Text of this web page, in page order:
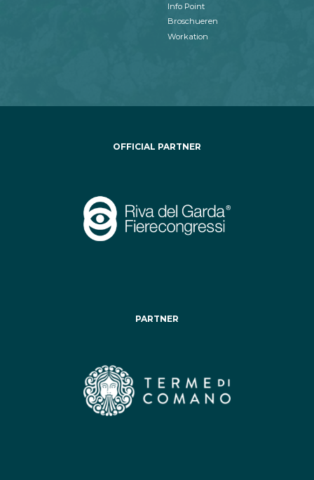
Info Point
Broschueren
Workation
OFFICIAL PARTNER
PARTNER